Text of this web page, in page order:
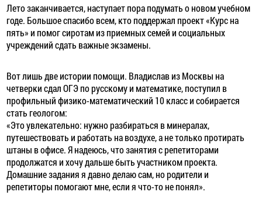
Лето заканчивается, наступает пора подумать о новом учебном
годе. Большое спасибо всем, кто поддержал проект «Курс на
пять» и помог сиротам из приемных семей и социальных
учреждений сдать важные экзамены.
Вот лишь две истории помощи. Владислав из Москвы на
четверки сдал ОГЭ по русскому и математике, поступил в
профильный физико-математический 10 класс и собирается
стать геологом:
«Это увлекательно: нужно разбираться в минералах,
путешествовать и работать на воздухе, а не только протирать
штаны в офисе. Я надеюсь, что занятия с репетиторами
продолжатся и хочу дальше быть участником проекта.
Домашние задания я давно делаю сам, но родители и
репетиторы помогают мне, если я что-то не понял».